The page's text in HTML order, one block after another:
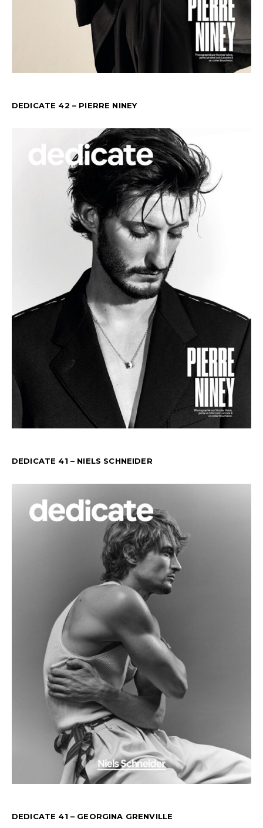
DEDICATE 42 – PIERRE NINEY
DEDICATE 41 – NIELS SCHNEIDER
DEDICATE 41 – GEORGINA GRENVILLE